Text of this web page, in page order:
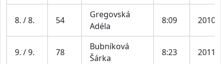
8. / 8. 54
Gregovská
Adéla
8:09 2010
9. / 9. 78
Bubníková
Šárka
8:23 2011